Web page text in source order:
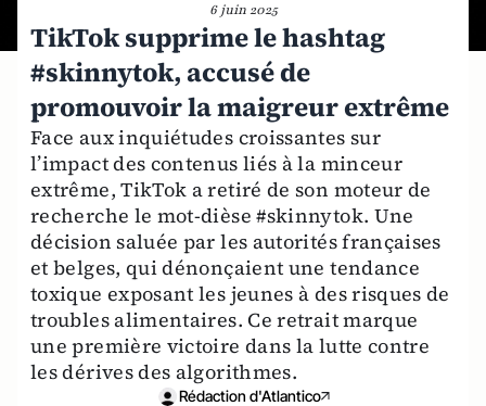
6 juin 2025
TikTok supprime le hashtag
#skinnytok, accusé de
promouvoir la maigreur extrême
Face aux inquiétudes croissantes sur
l’impact des contenus liés à la minceur
extrême, TikTok a retiré de son moteur de
recherche le mot-dièse #skinnytok. Une
décision saluée par les autorités françaises
et belges, qui dénonçaient une tendance
toxique exposant les jeunes à des risques de
troubles alimentaires. Ce retrait marque
une première victoire dans la lutte contre
les dérives des algorithmes.
Rédaction d'Atlantico